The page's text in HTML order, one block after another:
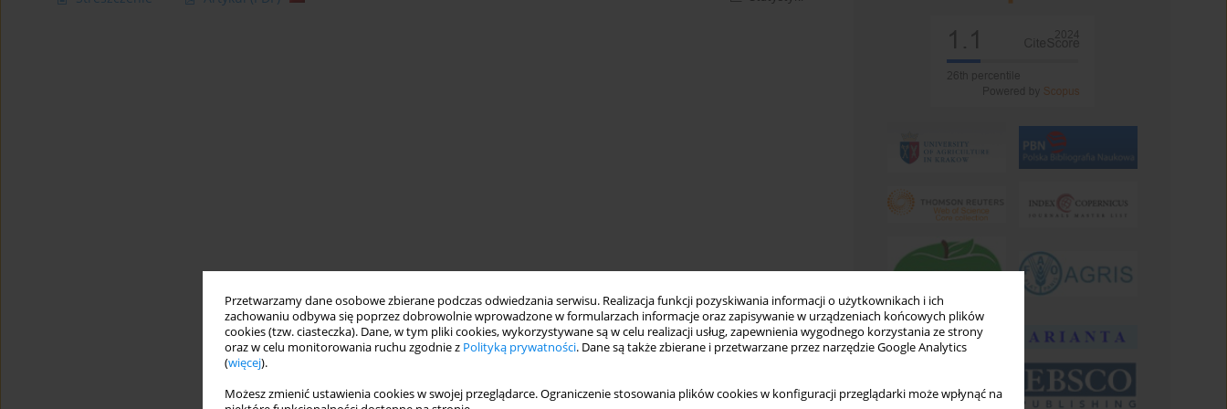
Przetwarzamy dane osobowe zbierane podczas odwiedzania serwisu. Realizacja funkcji pozyskiwania informacji o użytkownikach i ich
zachowaniu odbywa się poprzez dobrowolnie wprowadzone w formularzach informacje oraz zapisywanie w urządzeniach końcowych plików
cookies (tzw. ciasteczka). Dane, w tym pliki cookies, wykorzystywane są w celu realizacji usług, zapewnienia wygodnego korzystania ze strony
oraz w celu monitorowania ruchu zgodnie z Polityką prywatności. Dane są także zbierane i przetwarzane przez narzędzie Google Analytics
(więcej).
Możesz zmienić ustawienia cookies w swojej przeglądarce. Ograniczenie stosowania plików cookies w konfiguracji przeglądarki może wpłynąć na